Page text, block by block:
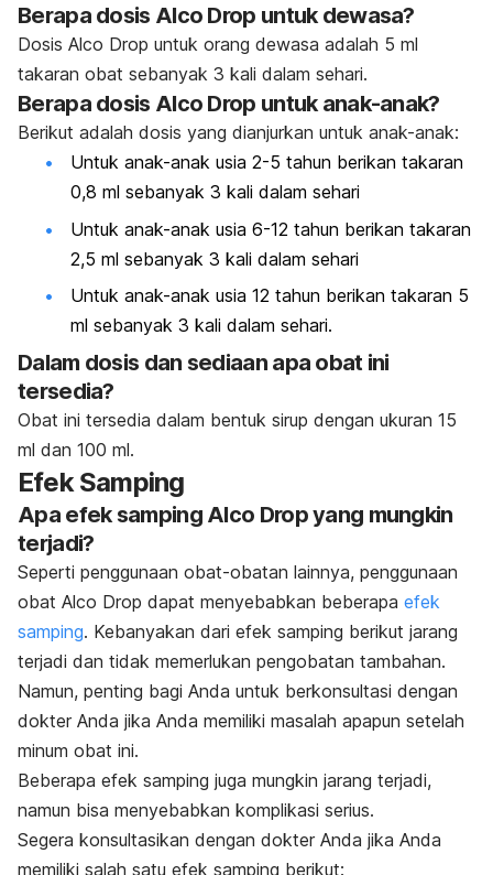
Berapa dosis Alco Drop untuk dewasa?
Dosis Alco Drop untuk orang dewasa adalah 5 ml
takaran obat sebanyak 3 kali dalam sehari.
Berapa dosis Alco Drop untuk anak-anak?
Berikut adalah dosis yang dianjurkan untuk anak-anak:
Untuk anak-anak usia 2-5 tahun berikan takaran
0,8 ml sebanyak 3 kali dalam sehari
Untuk anak-anak usia 6-12 tahun berikan takaran
2,5 ml sebanyak 3 kali dalam sehari
Untuk anak-anak usia 12 tahun berikan takaran 5
ml sebanyak 3 kali dalam sehari.
Dalam dosis dan sediaan apa obat ini
tersedia?
Obat ini tersedia dalam bentuk sirup dengan ukuran 15
ml dan 100 ml.
Efek Samping
Apa efek samping Alco Drop yang mungkin
terjadi?
Seperti penggunaan obat-obatan lainnya, penggunaan
obat Alco Drop dapat menyebabkan beberapa efek
samping. Kebanyakan dari efek samping berikut jarang
terjadi dan tidak memerlukan pengobatan tambahan.
Namun, penting bagi Anda untuk berkonsultasi dengan
dokter Anda jika Anda memiliki masalah apapun setelah
minum obat ini.
Beberapa efek samping juga mungkin jarang terjadi,
namun bisa menyebabkan komplikasi serius.
Segera konsultasikan dengan dokter Anda jika Anda
memiliki salah satu efek samping berikut: